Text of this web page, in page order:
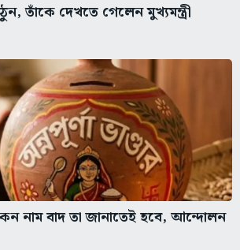
তাঁকে দেখতে গেলেন মুখ্যমন্ত্রী
নাম বাদ তা জানাতেই হবে, আন্দোলন